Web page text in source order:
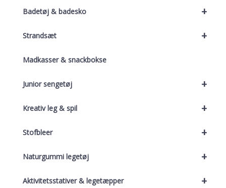
+
Badetøj & badesko
+
Strandsæt
Madkasser & snackbokse
+
Junior sengetøj
+
Kreativ leg & spil
+
Stofbleer
+
Naturgummi legetøj
+
Aktivitetsstativer & legetæpper